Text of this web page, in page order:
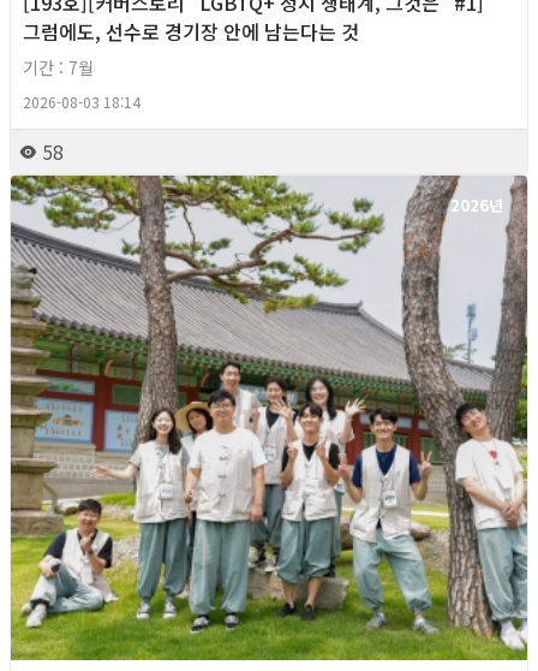
그럼에도, 선수로 경기장 안에 남는다는 것
기간 : 7월
2026-08-03 18:14
58
2026년